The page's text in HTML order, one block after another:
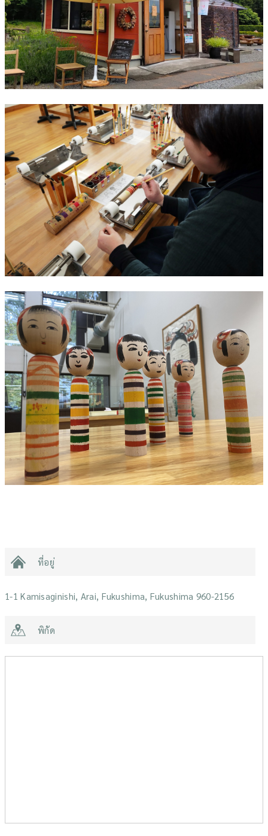
ที่อยู่
1-1 Kamisaginishi, Arai, Fukushima, Fukushima 960-2156
พิกัด